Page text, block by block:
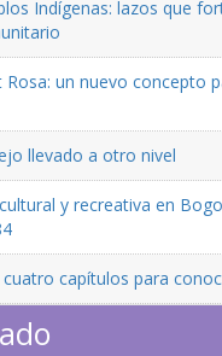
Indígenas: lazos que
Rosa: un nuevo concepto
llevado a otro nivel
y recreativa en
capítulos para